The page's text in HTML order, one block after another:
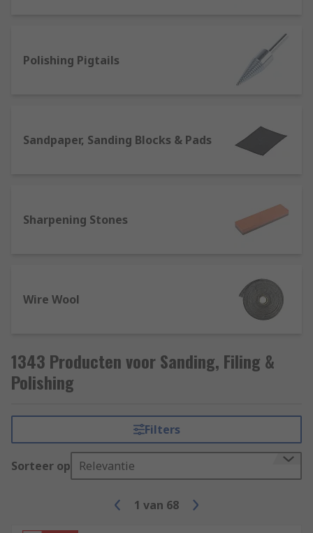
Polishing Pigtails
Sandpaper, Sanding Blocks & Pads
Sharpening Stones
Wire Wool
1343 Producten voor Sanding, Filing &
Polishing
Filters
Sorteer op Relevantie
1 van 68